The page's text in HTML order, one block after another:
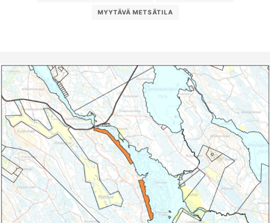
MYYTÄVÄ METSÄTILA